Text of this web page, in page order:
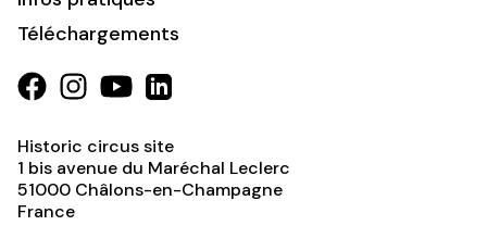
Téléchargements
Historic circus site
1 bis avenue du Maréchal Leclerc
51000 Châlons-en-Champagne
France